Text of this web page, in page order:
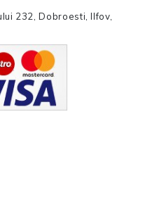
232, Dobroesti, Ilfov,